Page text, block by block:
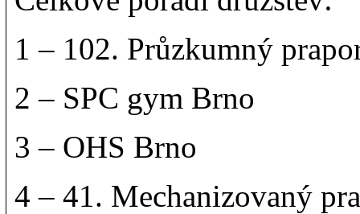
1 – 102. Průzkumný
2 – SPC gym Brno
3 – OHS Brno
4 – 41. Mechanizovaný